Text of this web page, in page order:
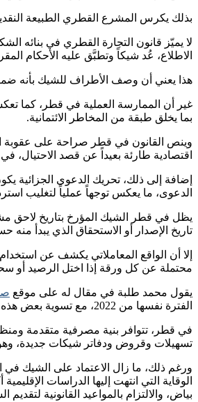
بذلك يكرس المشرع القطري الطبيعة
لا يميّز قانون التجارة القطري في بنائه
الاطلاع، عُد شيكاً وتطبَّق عليه الأحكام
هذا يعني أن وصف الأطراف للشيك بأنه
غير أن الممارسة العملية في قطر، كما
بما يخلق طبقة من المخاطر الائتمانية.
وينص القانون في قطر صراحة على عقوبة
اقتصادية طارئة بعيداً عن قصد الاحتيال،
إضافة إلى ذلك، تحريك الدعوى الجزائية
الدعوى، ما يعكس توجهاً عملياً لتغليب
يظل في قطر الشيك المؤرخ بتاريخ لاحق
تاريخ الإصدار أو الاستحقاق الذي يبدأ منه
إلا أن الواقع المعاملاتي يكشف عن
محتملة عن كل ورقة إذا اختل الرصيد أو
يقول محمد طلبة في مقال له على موقع
الفترة نفسها من 2022، مع تسوية بعض هذه الشيكات لاحقاً بعد سداد قيمتها، وهو ما يشير إلى حجم المشكلة وتشابهها في الجوهر مع الظواهر التي رصدتها الدراسات المقارنة في دول أخرى.
في قطر، تتوافر بنية مصرفية متقدمة
تسهيلات وقروض ودفاتر شيكات جديدة، وهو
ورغم ذلك، ما زال الاعتماد على الشيك في
الوقاية التي انتهت إليها الدراسات
بياض، والالتزام بالمواعيد القانونية